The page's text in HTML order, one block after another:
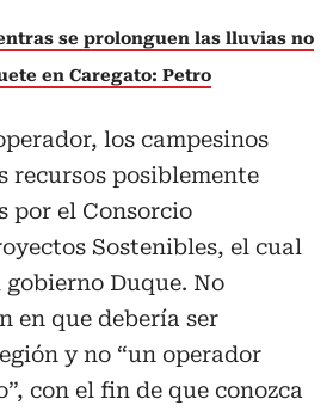
se prolonguen las lluvias no
en Caregato: Petro
los campesinos
recursos posiblemente
por el Consorcio
Sostenibles, el cual
Duque. No
en que debería ser
y no “un operador
con el fin de que conozca